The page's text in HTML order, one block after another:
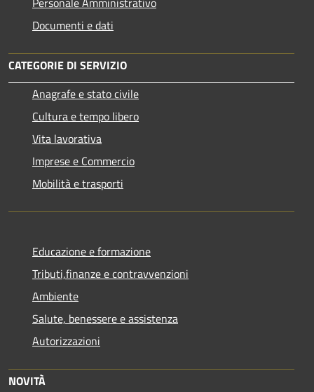
Documenti e dati
CATEGORIE DI SERVIZIO
Anagrafe e stato civile
Cultura e tempo libero
Vita lavorativa
Imprese e Commercio
Mobilità e trasporti
Educazione e formazione
Tributi,finanze e contravvenzioni
Ambiente
Salute, benessere e assistenza
Autorizzazioni
NOVITÀ